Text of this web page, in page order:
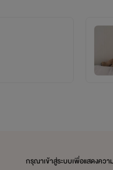
ยอีกคนกล่าวแซวเพื่อนอย่างขำๆ
จ
ซุกหน้ากับอกแกร่ง ใครให้มา
างสูงแกร่งอีกคนกล่าวทักขึ้นเพื่อ
เริ่มแต่งฟิคตั้งแต่ ม.2 แต่ไม่ได้ลงจริ
กรุณาเข้าสู่ระบบเพื่อแสดงควา